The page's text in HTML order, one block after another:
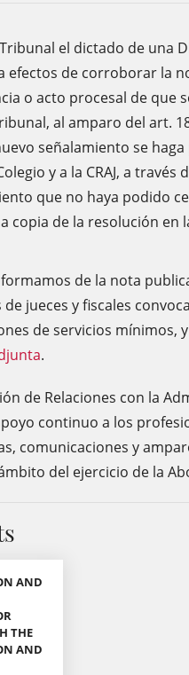
el dictado de una
efectos de corroborar la
o acto procesal de que
al amparo del art.
señalamiento se
y a la CRAJ, a
que no haya podido
copia de la resolución
de la nota
jueces y fiscales
de servicios mínimos,
.
de Relaciones con la
continuo a los
comunicaciones y
del ejercicio de la
AND
THE
AND